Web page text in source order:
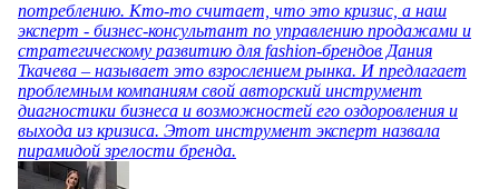
потреблению. Кто-то считает, что это кризис, а наш
эксперт - бизнес-консультант по управлению продажами и
стратегическому развитию для fashion-брендов Дания
Ткачева – называет это взрослением рынка. И предлагает
проблемным компаниям свой авторский инструмент
диагностики бизнеса и возможностей его оздоровления и
выхода из кризиса. Этот инструмент эксперт назвала
пирамидой зрелости бренда.